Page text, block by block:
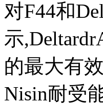
对F44和
示
的最大有
Nisin耐受